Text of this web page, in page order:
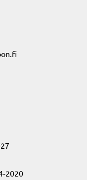
2020